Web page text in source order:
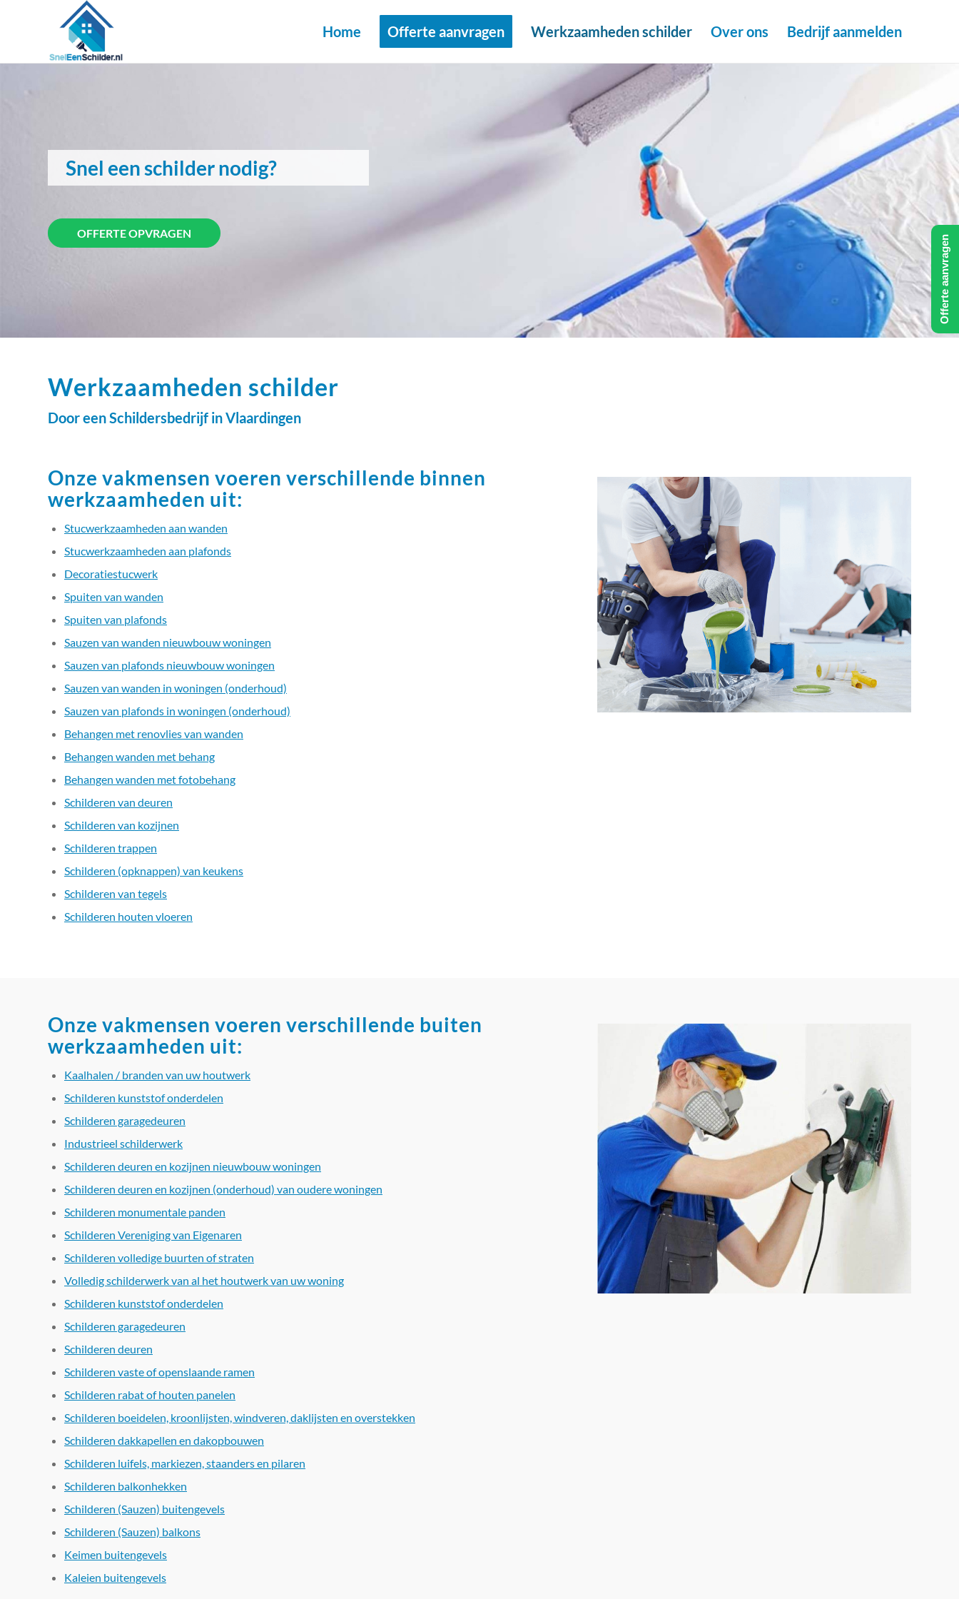
Home Offerte aanvragen Werkzaamheden schilder Over ons Bedrijf aanmelden
Snel een schilder nodig?
OFFERTE OPVRAGEN
Werkzaamheden schilder
Door een Schildersbedrijf in Vlaardingen
Onze vakmensen voeren verschillende binnen
werkzaamheden uit:
Stucwerkzaamheden aan wanden
Stucwerkzaamheden aan plafonds
Decoratiestucwerk
Spuiten van wanden
Spuiten van plafonds
Sauzen van wanden nieuwbouw woningen
Sauzen van plafonds nieuwbouw woningen
Sauzen van wanden in woningen (onderhoud)
Sauzen van plafonds in woningen (onderhoud)
Behangen met renovlies van wanden
Behangen wanden met behang
Behangen wanden met fotobehang
Schilderen van deuren
Schilderen van kozijnen
Schilderen trappen
Schilderen (opknappen) van keukens
Schilderen van tegels
Schilderen houten vloeren
Onze vakmensen voeren verschillende buiten
werkzaamheden uit:
Kaalhalen / branden van uw houtwerk
Schilderen kunststof onderdelen
Schilderen garagedeuren
Industrieel schilderwerk
Schilderen deuren en kozijnen nieuwbouw woningen
Schilderen deuren en kozijnen (onderhoud) van oudere woningen
Schilderen monumentale panden
Schilderen Vereniging van Eigenaren
Schilderen volledige buurten of straten
Volledig schilderwerk van al het houtwerk van uw woning
Schilderen kunststof onderdelen
Schilderen garagedeuren
Schilderen deuren
Schilderen vaste of openslaande ramen
Schilderen rabat of houten panelen
Schilderen boeidelen, kroonlijsten, windveren, daklijsten en overstekken
Schilderen dakkapellen en dakopbouwen
Schilderen luifels, markiezen, staanders en pilaren
Schilderen balkonhekken
Schilderen (Sauzen) buitengevels
Schilderen (Sauzen) balkons
Keimen buitengevels
Kaleien buitengevels
Offerte aanvragen